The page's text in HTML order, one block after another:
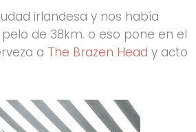
irlandesa y nos había
de 38km. o eso pone en el
a The Brazen Head y acto